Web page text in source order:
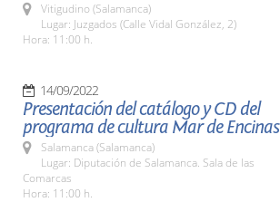
Vitigudino (Salamanca)
Lugar: Juzgados (Calle Vidal González, 2)
Hora: 11:00 h.
14/09/2022
Presentación del catálogo y CD del
programa de cultura Mar de Encinas
Salamanca (Salamanca)
Lugar: Diputación de Salamanca. Sala de las
Comarcas
Hora: 11:00 h.